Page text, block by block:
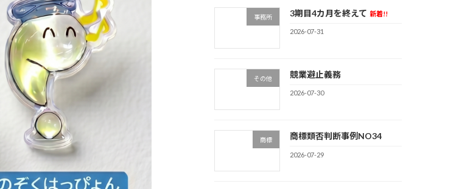
事務所 3期目4カ月を終えて 新着!!
2026-07-31
その他 競業避止義務
2026-07-30
商標 商標類否判断事例NO34
2026-07-29